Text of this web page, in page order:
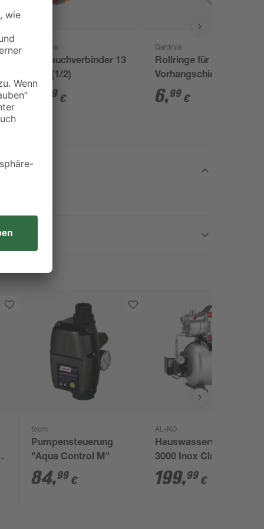
Gardena
Schlauchverbinder 13
mm (1/2)
49 €
Gardinia
Rollringe für
Vorhangschienen 100
Stück
6,99 €
toom
Pumpensteuerung
"Aqua Control M"
84,99 €
AL-KO
Hauswasserwerk 'HW
3000 Inox Classic'
3100 l/h
199,99 €